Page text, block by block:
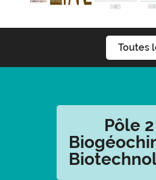
Toutes
Pôle